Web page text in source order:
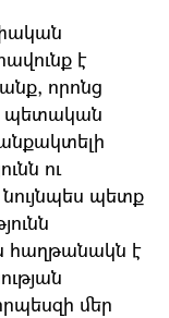
է
որոնց
պետական
ու
պետք
հաղթանակն է
մեր